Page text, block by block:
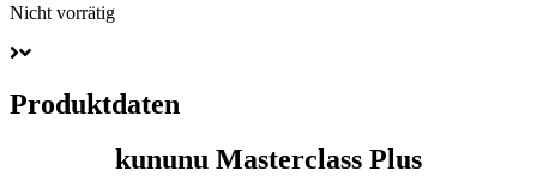
Nicht vorrätig
Produktdaten
kununu Masterclass Plus